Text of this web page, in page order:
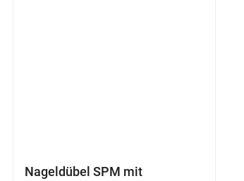
Nageldübel SPM mit